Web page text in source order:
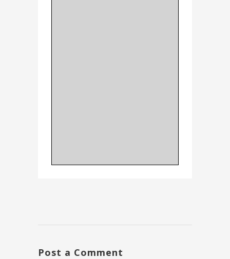
Post a Comment